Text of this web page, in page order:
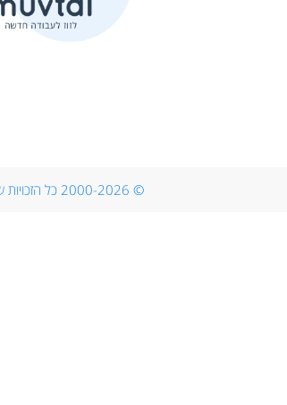
© 2000-2026 כל הזכויות שמורות לאתר "מובטל", לוח דרושים, חיפוש עבודה ומידע בתחום התעסוקה